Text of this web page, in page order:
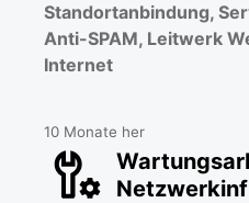
Standortanbindung,
Anti-SPAM, Leitwerk
Internet
10 Monate her